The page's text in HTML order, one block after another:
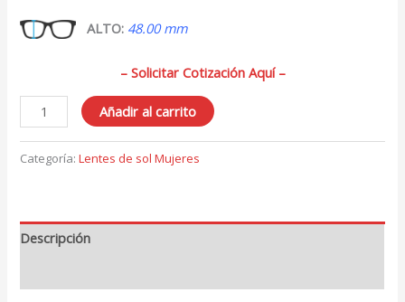
ALTO: 48.00 mm
– Solicitar Cotización Aquí –
Lentes
de
Sol
para
cantidad
Añadir al carrito
Categoría:Lentes de sol Mujeres
Descripción